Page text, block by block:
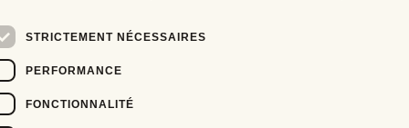
STRICTEMENT NÉCESSAIRES
PERFORMANCE
FONCTIONNALITÉ